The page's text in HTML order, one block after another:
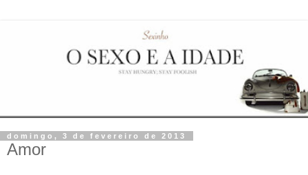
domingo, 3 de fevereiro de 2013
Amor